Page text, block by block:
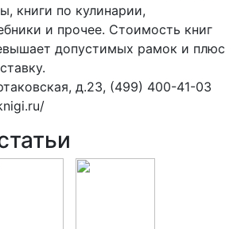
книги по кулинарии,
и прочее. Стоимость книг
допустимых рамок и плюс
д.23, (499) 400-41-03